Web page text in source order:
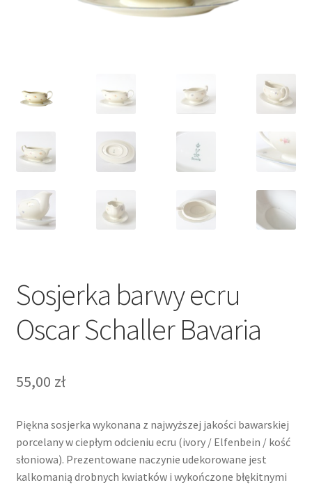
Sosjerka barwy ecru
Oscar Schaller Bavaria
55,00 zł
Piękna sosjerka wykonana z najwyższej jakości bawarskiej
porcelany w ciepłym odcieniu ecru (ivory / Elfenbein / kość
słoniowa). Prezentowane naczynie udekorowane jest
kalkomanią drobnych kwiatków i wykończone błękitnymi